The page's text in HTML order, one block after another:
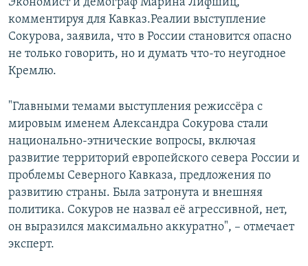
комментируя для Кавказ.Реалии выступление
Сокурова, заявила, что в России становится опасно
не только говорить, но и думать что-то неугодное
Кремлю.
"Главными темами выступления режиссёра с
мировым именем Александра Сокурова стали
национально-этнические вопросы, включая
развитие территорий европейского севера России и
проблемы Северного Кавказа, предложения по
развитию страны. Была затронута и внешняя
политика. Сокуров не назвал её агрессивной, нет,
он выразился максимально аккуратно", – отмечает
эксперт.